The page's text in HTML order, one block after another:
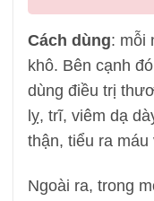
Cách dùng: mỗi
khô. Bên cạnh
dùng điều trị
lỵ, trĩ, viêm dạ
thận, tiểu ra
Ngoài ra, trong